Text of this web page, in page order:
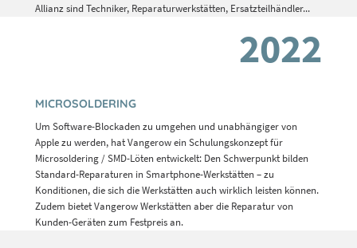
Allianz sind Techniker, Reparaturwerkstätten, Ersatzteilhändler...
2022
MICROSOLDERING
Um Software-Blockaden zu umgehen und unabhängiger von
Apple zu werden, hat Vangerow ein Schulungskonzept für
Microsoldering / SMD-Löten entwickelt: Den Schwerpunkt bilden
Standard-Reparaturen in Smartphone-Werkstätten – zu
Konditionen, die sich die Werkstätten auch wirklich leisten können.
Zudem bietet Vangerow Werkstätten aber die Reparatur von
Kunden-Geräten zum Festpreis an.